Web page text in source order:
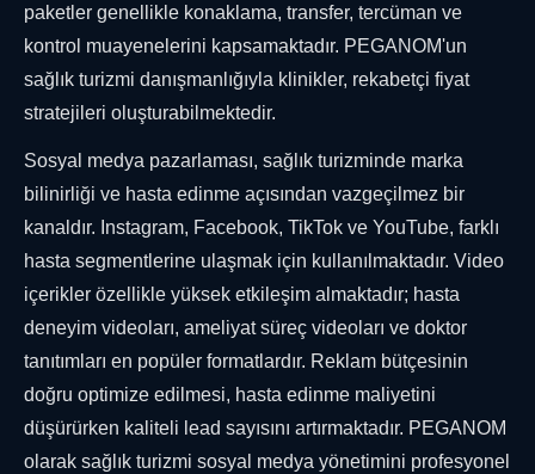
paketler genellikle konaklama, transfer, tercüman ve
kontrol muayenelerini kapsamaktadır. PEGANOM'un
sağlık turizmi danışmanlığıyla klinikler, rekabetçi fiyat
stratejileri oluşturabilmektedir.
Sosyal medya pazarlaması, sağlık turizminde marka
bilinirliği ve hasta edinme açısından vazgeçilmez bir
kanaldır. Instagram, Facebook, TikTok ve YouTube, farklı
hasta segmentlerine ulaşmak için kullanılmaktadır. Video
içerikler özellikle yüksek etkileşim almaktadır; hasta
deneyim videoları, ameliyat süreç videoları ve doktor
tanıtımları en popüler formatlardır. Reklam bütçesinin
doğru optimize edilmesi, hasta edinme maliyetini
düşürürken kaliteli lead sayısını artırmaktadır. PEGANOM
olarak sağlık turizmi sosyal medya yönetimini profesyonel